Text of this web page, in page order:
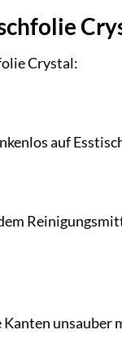
Crystal:
auf
unsauber